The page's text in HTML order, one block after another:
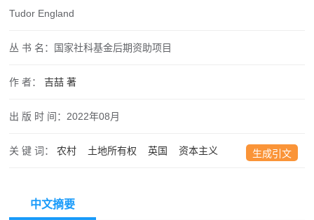
Tudor England
丛 书 名： 国家社科基金后期资助项目
作 者： 吉喆著
出 版 时 间： 2022年08月
关 键 词： 农村 土地所有权 英国 资本主义 生成引文
中文摘要